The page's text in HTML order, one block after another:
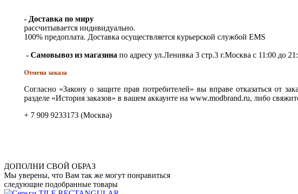
- Доставка по миру
рассчитывается индивидуально.
100% предоплата. Доставка осуществляется курьерской службой EMS
- Самовывоз из магазина по адресу ул.Ленивка 3 стр.3 г.Москва с 11:00 до
Отмена заказа
Согласно «Закону о защите прав потребителей» вы вправе отказаться от
разделе «История заказов» в вашем аккаунте на www.modbrand.ru, либо
+ 7 909 9233173 (Москва)
ДОПОЛНИ СВОЙ ОБРАЗ
Мы уверены, что Вам так же могут понравиться
следующие подобранные товары